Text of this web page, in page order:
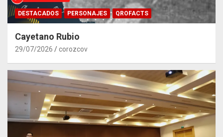
DESTACADOS PERSONAJES QROFACTS
Cayetano Rubio
29/07/2026 corozcov